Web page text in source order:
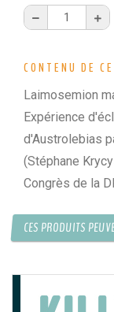
25-27 sep 2026
16-18 oct 2026
1
CONTENU DE
Laimosemion
Expérience
d'Austrolebias
(Stéphane
Congrès de la
CES PRODUITS